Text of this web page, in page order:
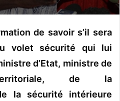
de savoir s’il sera
volet sécurité qui lui
d’Etat, ministre de
territoriale, de la
la sécurité intérieure